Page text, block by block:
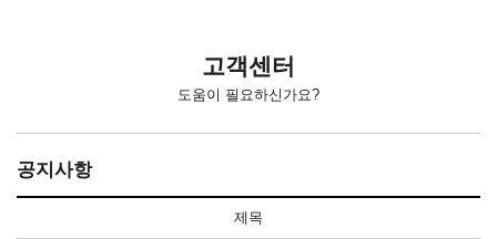
고객센터
도움이 필요하신가요?
공지사항
제목